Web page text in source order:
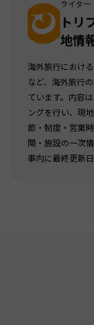
ライター
トリ
地情
海外旅行におけ
など、海外旅行
ています。内容
ングを行い、現
節・制度・営業
関・施設の一次
事内に最終更新日